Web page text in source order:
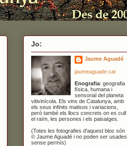
Jo:
Jaume Aguadé
jaumeaguade.cat
Enografia: geografia
física, humana i
sensorial del planeta
vitivinícola. Els vins de Catalunya, amb
els seus infinits matisos i variacions,
però també els llocs concrets on es cull
el raïm, les persones i els paisatges.
(Totes les fotografies d'aquest bloc són
© Jaume Aguadé i no poden ser usades
sense permís)